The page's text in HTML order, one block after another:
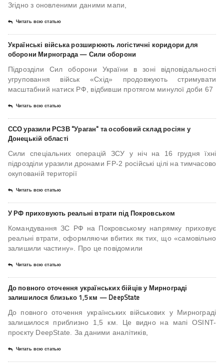
Згідно з оновленими даними мапи,
Читать всю статью
Українські війська розширюють логістичні коридори для
оборони Мирнограда — Сили оборони
Підрозділи Сил оборони України в зоні відповідальності
угруповання військ «Схід» продовжують стримувати
масштабний натиск РФ, відбивши протягом минулої доби 67
Читать всю статью
ССО уразили РСЗВ "Ураган" та особовий склад росіян у
Донецькій області
Сили спеціальних операцій ЗСУ у ніч на 16 грудня їхні
підрозділи уразили дронами FP-2 російські цілі на тимчасово
окупованій території
Читать всю статью
У РФ приховують реальні втрати під Покровськом
Командування ЗС РФ на Покровському напрямку приховує
реальні втрати, оформляючи вбитих як тих, що «самовільно
залишили частину». Про це повідомили
Читать всю статью
До повного оточення українських бійців у Мирнограді
залишилося близько 1,5 км — DeepState
До повного оточення українських військових у Мирнограді
залишилося приблизно 1,5 км. Це видно на мапі OSINT-
проєкту DeepState. За даними аналітиків,
Читать всю статью